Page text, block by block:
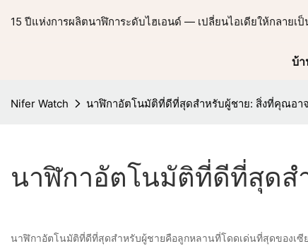
15 ปีแห่งการผลิตนาฬิการะดับไฮเอนด์ — เปลี่ยนไอเดียให้กลาย
บ้
Nifer Watch นาฬิกาอัตโนมัติที่ดีที่สุดสำหรับผู้ชาย: สิ่งที่คุณอา
นาฬิกาอัตโนมัติที่ดีที่สุดส
นาฬิกาอัตโนมัติที่ดีที่สุดสำหรับผู้ชายคือลูกหลานที่โดดเด่นที่สุดของเ